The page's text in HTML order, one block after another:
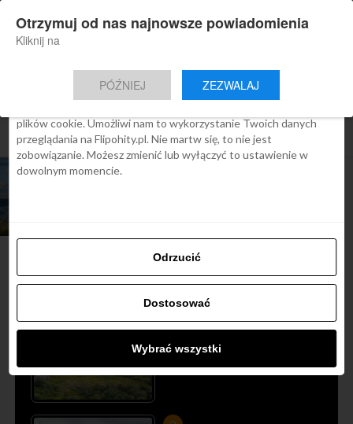
Nowa aplikacja Flipohity
Aktualne wiadomości, artykuły, TOP
Instalacja
All posts tagged "wyspa wolin"
ARTYKUŁY
Najbardziej popularne
Śladami Harry’ego Pottera:
Zgoda Szczegóły O cookies
Ta strona używa plików cookies
We Flipo robimy wszystko, aby pokazać Ci tylko te treści, które
plików cookie. Umożliwi nam to wykorzystanie Twoich danych
przeglądania na Flipohity.pl. Nie martw się, to nie jest
zobowiązanie. Możesz zmienić lub wyłączyć to ustawienie w
dowolnym momencie.
Odrzucić
Dostosować
Wybrać wszystki
Otrzymuj od nas najnowsze powiadomienia
Kliknij na
PÓŹNIEJ ZEZWALAJ